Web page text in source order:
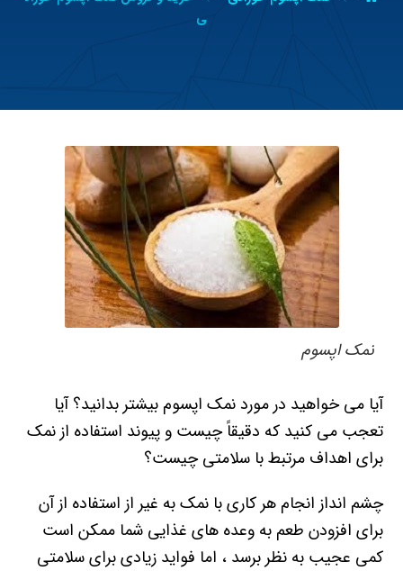
ی
نمک اپسوم
آیا می خواهید در مورد نمک اپسوم بیشتر بدانید؟ آیا
تعجب می کنید که دقیقاً چیست و پیوند استفاده از نمک
برای اهداف مرتبط با سلامتی چیست؟
چشم انداز انجام هر کاری با نمک به غیر از استفاده از آن
برای افزودن طعم به وعده های غذایی شما ممکن است
کمی عجیب به نظر برسد ، اما فواید زیادی برای سلامتی